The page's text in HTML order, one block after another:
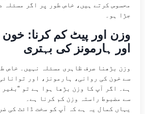
محسوس کرتے ہیں، خاص طور پر اگر مسئلہ
جڑا ہو۔
وزن اور پیٹ کم کرنا:
اور ہارمونز کی بہتری
وزن بڑھنا صرف ظاہری مسئلہ نہیں۔ خاص
سے خون کی روانی، ہارمونز، اور
ہے۔ اگر آپ کا وزن بڑھا ہوا ہے تو
سے مضبوط راستہ وزن کم کرنا ہے۔
یہاں کمال یہ ہے کہ آپ کو سخت ڈائٹ کی